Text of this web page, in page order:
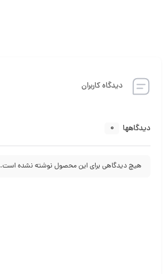
دیدگاه کاربران
دیدگاهها 0
هیچ دیدگاهی برای این محصول نوشته نشده است.